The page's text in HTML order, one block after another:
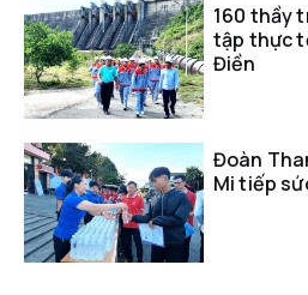
160 thầy
tập thực
Điền
Đoàn
Mi tiếp